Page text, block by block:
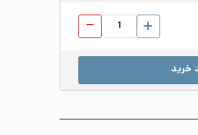
زانو 90 درجه جوشی استیل 316 سایز 1 اینچ رده 40S عدد
خرید